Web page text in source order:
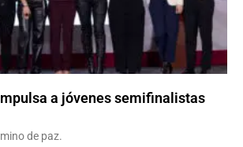
a jóvenes semifinalistas
de paz.